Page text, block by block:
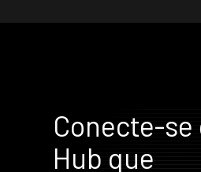
Conecte-se
Hub que